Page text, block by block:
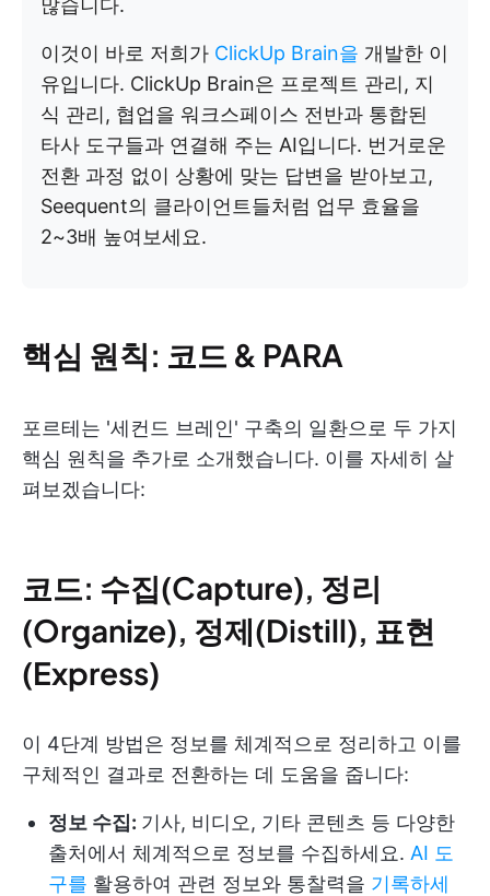
많습니다.
이것이 바로 저희가 ClickUp Brain을 개발한 이
유입니다. ClickUp Brain은 프로젝트 관리, 지
식 관리, 협업을 워크스페이스 전반과 통합된
타사 도구들과 연결해 주는 AI입니다. 번거로운
전환 과정 없이 상황에 맞는 답변을 받아보고,
Seequent의 클라이언트들처럼 업무 효율을
2~3배 높여보세요.
핵심 원칙: 코드 & PARA
포르테는 '세컨드 브레인' 구축의 일환으로 두 가지
핵심 원칙을 추가로 소개했습니다. 이를 자세히 살
펴보겠습니다:
코드: 수집(Capture), 정리
(Organize), 정제(Distill), 표현
(Express)
이 4단계 방법은 정보를 체계적으로 정리하고 이를
구체적인 결과로 전환하는 데 도움을 줍니다:
정보 수집: 기사, 비디오, 기타 콘텐츠 등 다양한
출처에서 체계적으로 정보를 수집하세요. AI 도
구를 활용하여 관련 정보와 통찰력을 기록하세